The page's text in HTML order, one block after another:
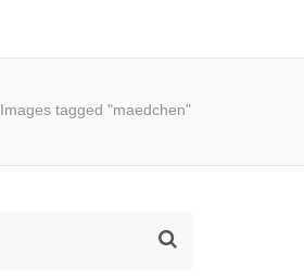
Images tagged "maedchen"